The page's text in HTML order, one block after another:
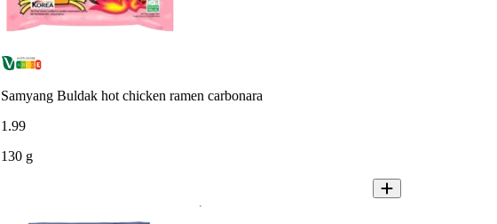
Samyang Buldak hot chicken ramen carbonara
1 .99
130 g